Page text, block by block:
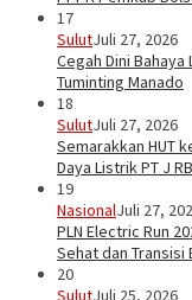
17
SulutJuli 27, 2026
Cegah Dini
Tuminting Manado
18
SulutJuli 27, 2026
Semarakkan HUT
Daya Listrik PT J
19
NasionalJuli 27,
PLN Electric Run
Sehat dan Transisi
20
SulutJuli 25, 2026